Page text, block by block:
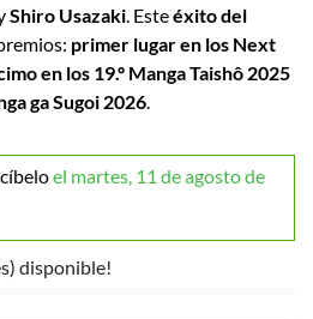
Shiro Usazaki. Esteéxito del
primer lugar en los Next
en los 19.º Manga Taishô 2025
ga Sugoi 2026.
el martes, 11 de agosto de
disponible!